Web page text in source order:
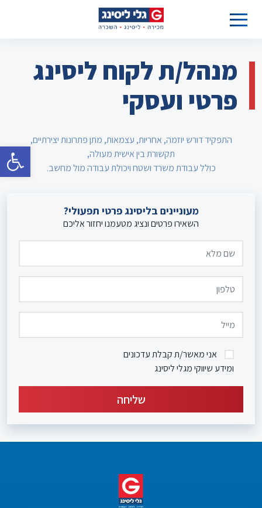
פתח
מנהל/ת לקוח ליסינג
פרטי ועסקי
התפקיד דורש יוזמה, אחריות, עצמאות, מתן פתרונות יצירתיים,
תקשורת בין אישית מעולה,
כולל עבודת משרד ושטח ויכולת עבודה מול מחשב.
מעוניינים בליסינגפרטי תפעולי?
השאירו פרטים ונציג מטעמנו יחזור אליכם
אני מאשר/ת קבלת עדכונים
ומידע שיווקי מגלי ליסינג